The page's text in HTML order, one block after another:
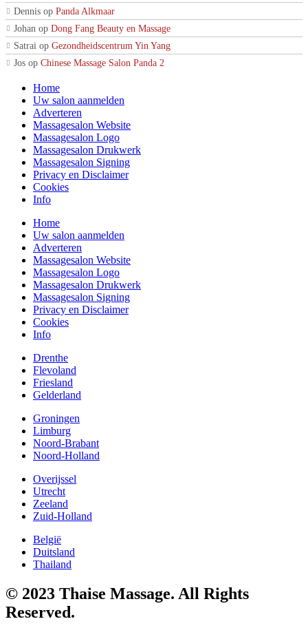
Dennis op Panda Alkmaar
Johan op Dong Fang Beauty en Massage
Satrai op Gezondheidscentrum Yin Yang
Jos op Chinese Massage Salon Panda 2
Home
Uw salon aanmelden
Adverteren
Massagesalon Website
Massagesalon Logo
Massagesalon Drukwerk
Massagesalon Signing
Privacy en Disclaimer
Cookies
Info
Home
Uw salon aanmelden
Adverteren
Massagesalon Website
Massagesalon Logo
Massagesalon Drukwerk
Massagesalon Signing
Privacy en Disclaimer
Cookies
Info
Drenthe
Flevoland
Friesland
Gelderland
Groningen
Limburg
Noord-Brabant
Noord-Holland
Overijssel
Utrecht
Zeeland
Zuid-Holland
België
Duitsland
Thailand
© 2023 Thaise Massage. All Rights
Reserved.